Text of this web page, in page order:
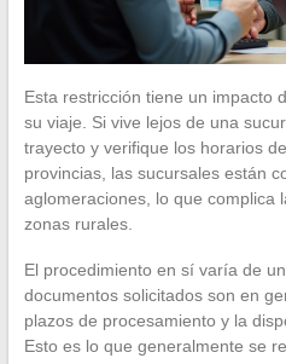
Esta restricción tiene un impacto
su viaje. Si vive lejos de una
trayecto y verifique los horarios
provincias, las sucursales están
aglomeraciones, lo que complica
zonas rurales.
El procedimiento en sí varía de
documentos solicitados son en
plazos de procesamiento y la
Esto es lo que generalmente se